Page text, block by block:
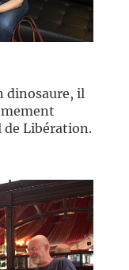
dinosaure, il
de Libération.